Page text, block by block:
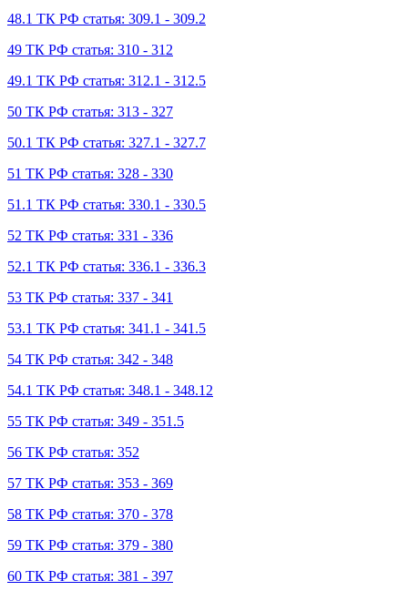
48.1 ТК РФ статья: 309.1 - 309.2
49 ТК РФ статья: 310 - 312
49.1 ТК РФ статья: 312.1 - 312.5
50 ТК РФ статья: 313 - 327
50.1 ТК РФ статья: 327.1 - 327.7
51 ТК РФ статья: 328 - 330
51.1 ТК РФ статья: 330.1 - 330.5
52 ТК РФ статья: 331 - 336
52.1 ТК РФ статья: 336.1 - 336.3
53 ТК РФ статья: 337 - 341
53.1 ТК РФ статья: 341.1 - 341.5
54 ТК РФ статья: 342 - 348
54.1 ТК РФ статья: 348.1 - 348.12
55 ТК РФ статья: 349 - 351.5
56 ТК РФ статья: 352
57 ТК РФ статья: 353 - 369
58 ТК РФ статья: 370 - 378
59 ТК РФ статья: 379 - 380
60 ТК РФ статья: 381 - 397